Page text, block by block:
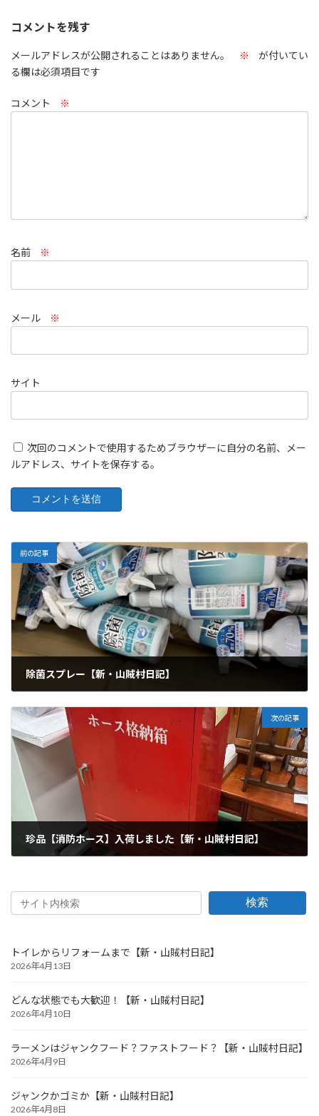
コメントを残す
メールアドレスが公開されることはありません。 ※
が付いてい
る欄は必須項目です
コメント ※
名前 ※
メール ※
サイト
次回のコメントで使用するためブラウザーに自分の名前、メー
ルアドレス、サイトを保存する。
前の記事
除菌スプレー【新・山賊村日記】
次の記事
珍品【消防ホース】入荷しました【新・山賊村日記】
検索
トイレからリフォームまで【新・山賊村日記】
2026年4月13日
どんな状態でも大歓迎！【新・山賊村日記】
2026年4月10日
ラーメンはジャンクフード？ファストフード？【新・山賊村日記】
2026年4月9日
ジャンクかゴミか【新・山賊村日記】
2026年4月8日